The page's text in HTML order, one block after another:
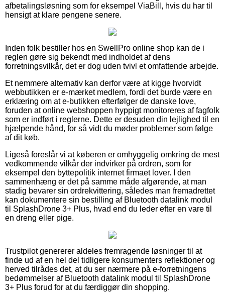
afbetalingsløsning som for eksempel ViaBill, hvis du har til
hensigt at klare pengene senere.
Inden folk bestiller hos en SwellPro online shop kan de i
reglen gøre sig bekendt med indholdet af dens
forretningsvilkår, det er dog uden tvivl et omfattende arbejde.
Et nemmere alternativ kan derfor være at kigge hvorvidt
webbutikken er e-mærket medlem, fordi det burde være en
erklæring om at e-butikken efterfølger de danske love,
foruden at online webshoppen hyppigt monitoreres af fagfolk
som er indført i reglerne. Dette er desuden din lejlighed til en
hjælpende hånd, for så vidt du møder problemer som følge
af dit køb.
Ligeså foreslår vi at køberen er omhyggelig omkring de mest
vedkommende vilkår der indvirker på ordren, som for
eksempel den byttepolitik internet firmaet lover. I den
sammenhæng er det på samme måde afgørende, at man
stadig bevarer sin ordrekvittering, således man fremadrettet
kan dokumentere sin bestilling af Bluetooth datalink modul
til SplashDrone 3+ Plus, hvad end du leder efter en vare til
en dreng eller pige.
Trustpilot genererer aldeles fremragende løsninger til at
finde ud af en hel del tidligere konsumenters reflektioner og
herved tilrådes det, at du ser nærmere på e-forretningens
bedømmelser af Bluetooth datalink modul til SplashDrone
3+ Plus forud for at du færdiggør din shopping.